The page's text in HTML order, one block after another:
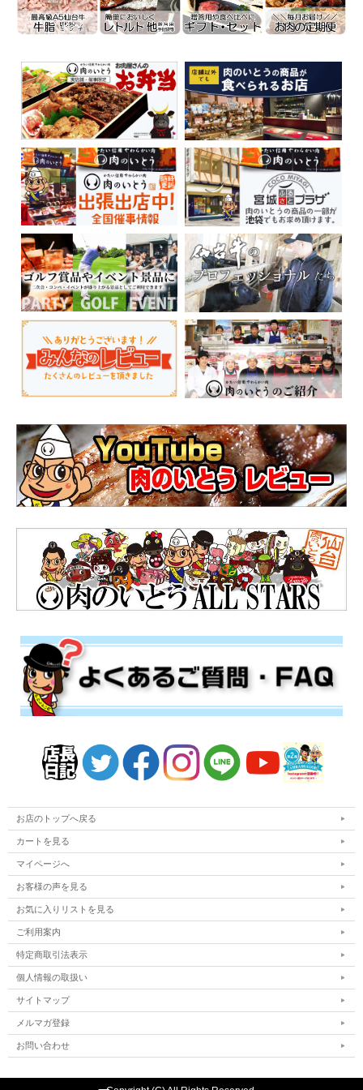
お店のトップへ戻る
カートを見る
マイページへ
お客様の声を見る
お気に入りリストを見る
ご利用案内
特定商取引法表示
個人情報の取扱い
サイトマップ
メルマガ登録
お問い合わせ